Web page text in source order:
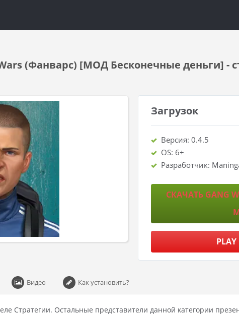
(Фанварс) [МОД Бесконечные деньги] -
Загрузок
Версия: 0.4.5
OS: 6+
Разработчик:
СКАЧАТЬ GANG
PLAY
Видео Как установить?
Стратегии. Остальные представители данной категории